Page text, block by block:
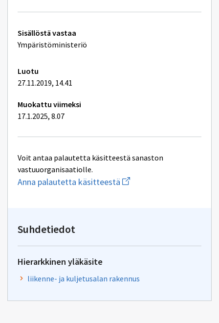
Tekniset
lisätiedot
Sisällöstä vastaa
Ympäristöministeriö
Luotu
27.11.2019, 14.41
Muokattu viimeksi
17.1.2025, 8.07
Voit antaa palautetta käsitteestä sanaston
vastuuorganisaatiolle.
Anna palautetta käsitteestä Aloita
uuden
Suhdetiedot
Hierarkkinen yläkäsite
liikenne- ja kuljetusalan rakennus